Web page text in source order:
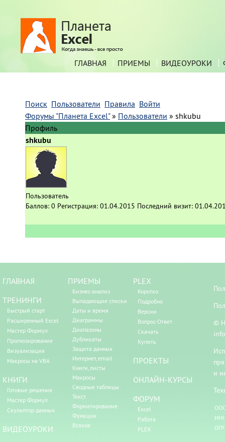
ГЛАВНАЯ ПРИЕМЫ ВИДЕОУРОКИ
Поиск Пользователи Правила Войти
Форумы "Планета Excel" » Пользователи » shkubu
Профиль
shkubu
Пользователь
Баллов: 0 Регистрация: 01.04.2015 Последний визит:
ГЛАВНАЯ
ТРЕНИНГИ
Быстрый старт
Расширенный Excel
Мастер Формул
Прогнозирование
Визуализация
Макросы на VBA
КНИГИ
Готовые решения
Мастер Формул
Скульптор данных
ВИДЕОУРОКИ
ПРИЕМЫ
Бизнес-анализ
Выпадающие списки
Даты и время
Диаграммы
Диапазоны
Дубликаты
Защита данных
Интернет, email
Книги, листы
Макросы
Сводные таблицы
Текст
Форматирование
Функции
Всякое
PLEX
Коротко
Подробно
Версии
Вопрос-Ответ
Скачать
Купить
ПРОЕКТЫ
ОНЛАЙН-КУРСЫ
ФОРУМ
Excel
Работа
PLEX
©
и